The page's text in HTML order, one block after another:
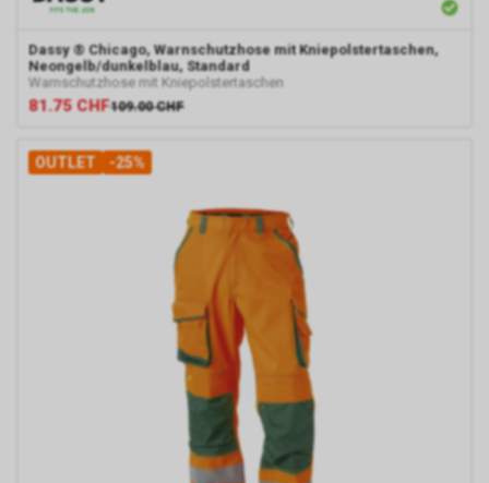
Dassy ® Chicago, Warnschutzhose mit Kniepolstertaschen,
Neongelb/dunkelblau, Standard
Warnschutzhose mit Kniepolstertaschen
81.75 CHF109.00 CHF
OUTLET -25%
können sowohl wir als auch Google
auswerten, dass Sie auf eine
unserer bei Google platzierten
Durch die so eingeholten
Informationen erstellt Google uns
eine Statistik über den Besuch
unseres Internetauftritts. Zudem
erhalten wir hierdurch
Informationen über die Anzahl der
Nutzer, die auf unsere Anzeige(n)
geklickt haben sowie über die
anschliessend aufgerufenen Seiten
unseres Internetauftritts. Weder wir
noch Dritte, die ebenfalls Google-
AdWords einsetzten, werden